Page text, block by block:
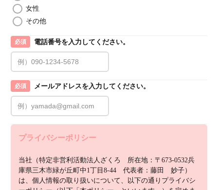
女性
その他
必須 電話番号を入力してください。
必須 メールアドレスを入力してください。
プライバシーポリシー
当社（特定非営利活動法人ざくろ　所在地：〒673-0532兵
庫県三木市緑が丘町中1丁目8-44　代表者：藤田　妙子）
は、個人情報の取り扱いについて、以下の通りプライバシ